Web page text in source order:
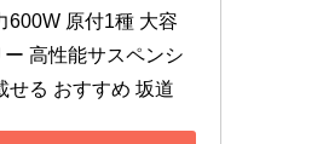
600W 原付1種 大容
高性能サスペンシ
せる おすすめ 坂道